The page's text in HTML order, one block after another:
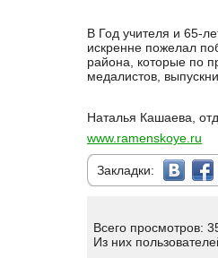
В Год учителя и 65-
искренне пожелал
района, которые по
медалистов,
Наталья Кашаева,
www.ramenskoye.ru
Закладки:
Всего просмотров:
Из них